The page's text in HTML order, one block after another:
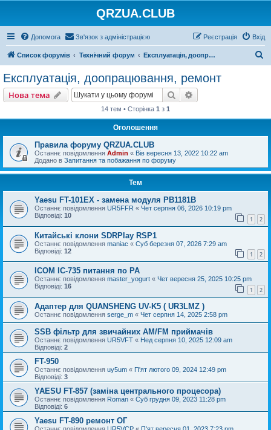
QRZUA.CLUB
Допомога Зв'язок з адміністрацією Вхід
Реєстрація
Список форумів Технічний форум Експлуатація, доопрацювання, ремонт
Експлуатація, доопрацювання, ремонт
Нова тема Пошук
14 тем • Сторінка 1 з 1
Оголошення
Правила форуму QRZUA.CLUB
Останнє повідомлення Admin « Вів вересня 13, 2022 10:22 am
Додано в Запитання та побажання по форуму
Тем
Yaesu FT-101EX - замена модуля PB1181B
Останнє повідомлення UR5FFR « Чет серпня 06, 2026 10:19 pm
Відповіді: 10 1 2
Китайські клони SDRPlay RSP1
Останнє повідомлення maniac « Суб березня 07, 2026 7:29 am
Відповіді: 12 1 2
ICOM IC-735 питання по РА
Останнє повідомлення master_yogurt « Чет вересня 25, 2025 10:25 pm
Відповіді: 16 1 2
Адаптер для QUANSHENG UV-K5 ( UR3LMZ )
Останнє повідомлення serge_m « Чет серпня 14, 2025 2:58 pm
SSB фільтр для звичайних AM/FM приймачів
Останнє повідомлення UR5VFT « Нед серпня 10, 2025 12:09 am
Відповіді: 2
FT-950
Останнє повідомлення uy5um « П'ят лютого 09, 2024 12:49 pm
Відповіді: 3
YAESU FT-857 (заміна центрального процесора)
Останнє повідомлення Roman « Суб грудня 09, 2023 11:28 pm
Відповіді: 6
Yaesu FT-890 ремонт ОГ